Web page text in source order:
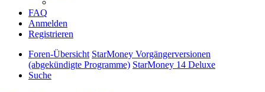
FAQ
Anmelden
Registrieren
Foren-Übersicht StarMoney Vorgängerversionen
(abgekündigte Programme) StarMoney 14 Deluxe
Suche